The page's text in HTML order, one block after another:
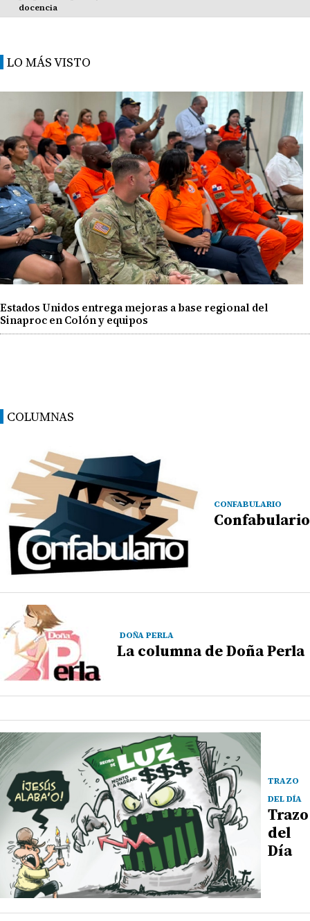
docencia
LO MÁS VISTO
Estados Unidos entrega mejoras a base regional del
Sinaproc en Colón y equipos
COLUMNAS
CONFABULARIO
Confabulario
DOÑA PERLA
La columna de Doña Perla
TRAZO
DEL DÍA
Trazo
del
Día